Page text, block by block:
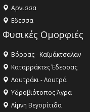
Aρνισσα
Eδεσσα
Φυσικές Ομορφιές
Βόρρας - Καϊμάκτσαλαν
Καταρράκτες Έδεσσας
Λουτράκι - Λουτρά
Υδροβιότοπος Άγρα
Λίμνη Βεγορίτιδα